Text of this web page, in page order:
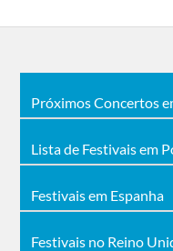
Próximos Concertos
Lista de Festivais em
Festivais em Espanha
Festivais no Reino